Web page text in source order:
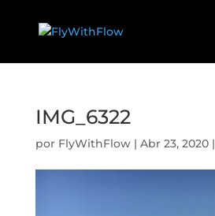
IMG_6322
por FlyWithFlow| Abr 23, 2020|